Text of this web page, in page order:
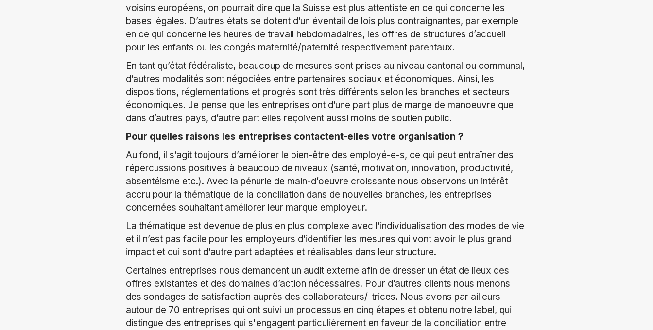
voisins européens, on pourrait dire que la Suisse est plus attentiste en ce qui concerne les
bases légales. D’autres états se dotent d’un éventail de lois plus contraignantes, par exemple
en ce qui concerne les heures de travail hebdomadaires, les offres de structures d’accueil
pour les enfants ou les congés maternité/paternité respectivement parentaux.
En tant qu’état fédéraliste, beaucoup de mesures sont prises au niveau cantonal ou communal,
d’autres modalités sont négociées entre partenaires sociaux et économiques. Ainsi, les
dispositions, réglementations et progrès sont très différents selon les branches et secteurs
économiques. Je pense que les entreprises ont d’une part plus de marge de manoeuvre que
dans d’autres pays, d’autre part elles reçoivent aussi moins de soutien public.
Pour quelles raisons les entreprises contactent-elles votre organisation ?
Au fond, il s’agit toujours d’améliorer le bien-être des employé-e-s, ce qui peut entraîner des
répercussions positives à beaucoup de niveaux (santé, motivation, innovation, productivité,
absentéisme etc.). Avec la pénurie de main-d’oeuvre croissante nous observons un intérêt
accru pour la thématique de la conciliation dans de nouvelles branches, les entreprises
concernées souhaitant améliorer leur marque employeur.
La thématique est devenue de plus en plus complexe avec l’individualisation des modes de vie
et il n’est pas facile pour les employeurs d’identifier les mesures qui vont avoir le plus grand
impact et qui sont d’autre part adaptées et réalisables dans leur structure.
Certaines entreprises nous demandent un audit externe afin de dresser un état de lieux des
offres existantes et des domaines d’action nécessaires. Pour d’autres clients nous menons
des sondages de satisfaction auprès des collaborateurs/-trices. Nous avons par ailleurs
autour de 70 entreprises qui ont suivi un processus en cinq étapes et obtenu notre label, qui
distingue des entreprises qui s'engagent particulièrement en faveur de la conciliation entre